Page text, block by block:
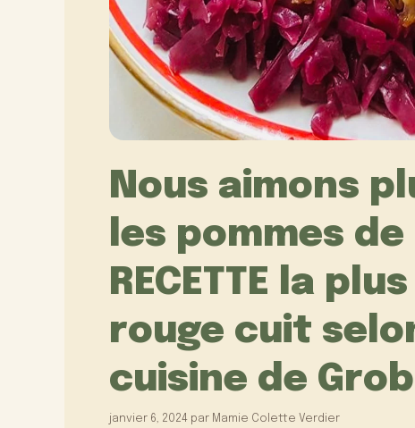
Nous aimons
les pommes
RECETTE la
rouge cuit
cuisine de
janvier 6, 2024 par Mamie Colette Verdier